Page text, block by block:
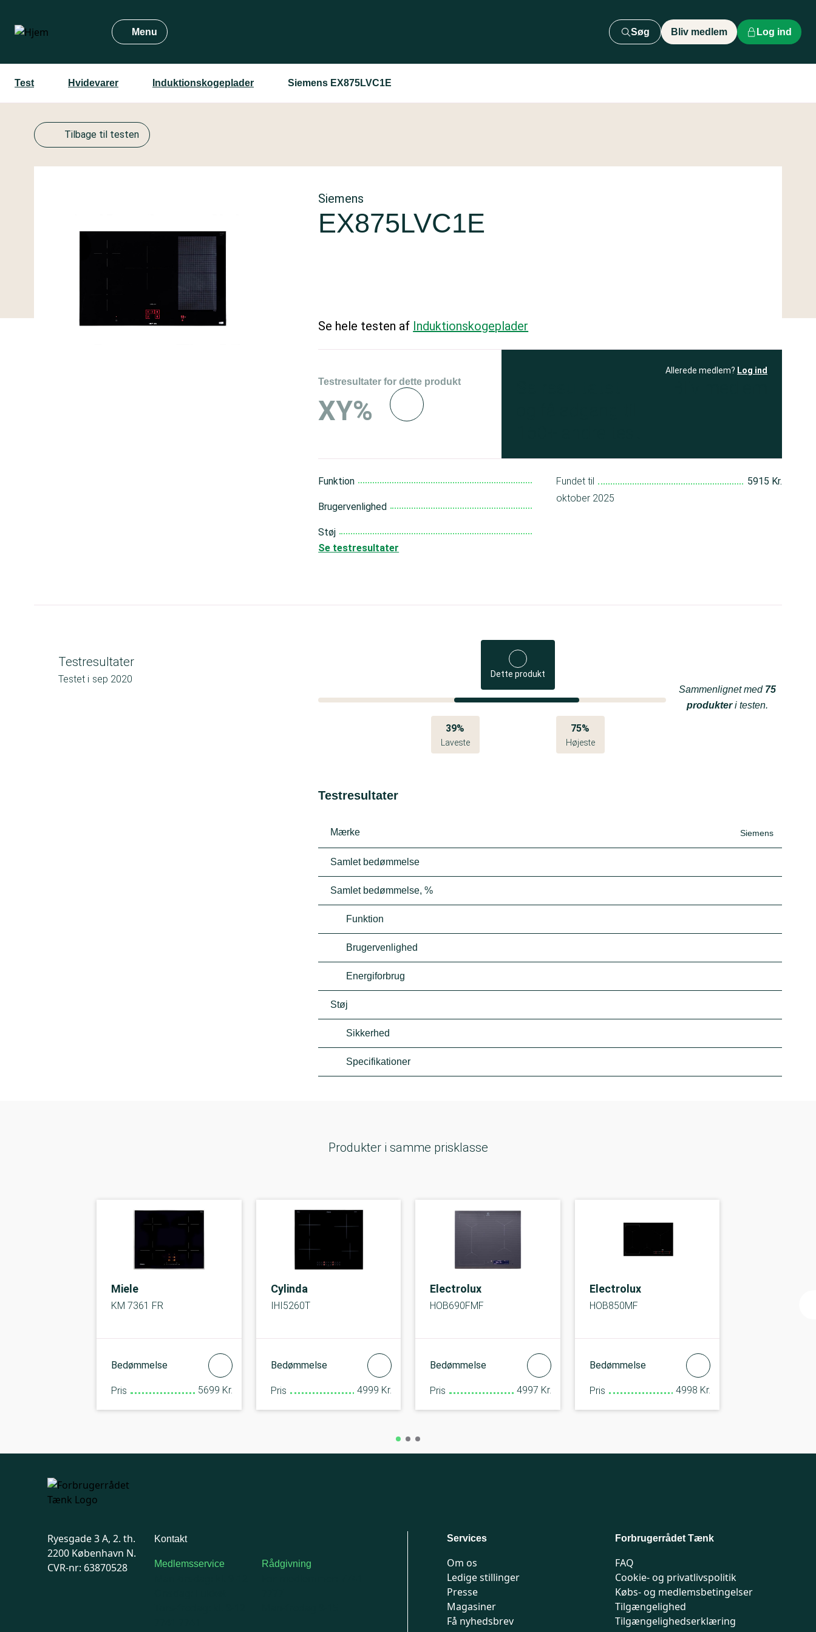
hovedindhold
Menu Søg Bliv medlem Log ind
Test Hvidevarer Induktions­kogeplader Siemens EX875LVC1E
Tilbage til testen
Siemens
EX875LVC1E
Se hele testen af Induktions­kogeplader
Testresultater for dette produkt
XY%
Allerede medlem? Log ind
Funktion
Brugervenlighed
Støj
Fundet til
5915 Kr.
oktober 2025
Se testresultater
Testresultater
Testet i sep 2020 Dette produkt
39%
Laveste
75%
Højeste
Sammenlignet med 75
produkteri testen.
Testresultater
Mærke Siemens
Samlet bedømmelse
Samlet bedømmelse, %
Funktion
Brugervenlighed
Energiforbrug
Støj
Sikkerhed
Specifikationer
Produkter i samme prisklasse
Miele
KM 7361 FR
Bedømmelse
Pris 5699 Kr.
Cylinda
IHI5260T
Bedømmelse
Pris 4999 Kr.
Electrolux
HOB690FMF
Bedømmelse
Pris 4997 Kr.
Electrolux
HOB850MF
Bedømmelse
Pris 4998 Kr.
Ryesgade 3 A, 2. th.
2200 København N.
CVR-nr: 63870528
Kontakt
Medlemsservice Rådgivning
Services
Om os
Ledige stillinger
Presse
Magasiner
Få nyhedsbrev
Forbrugerrådet Tænk
FAQ
Cookie- og privatlivspolitik
Købs- og medlemsbetingelser
Tilgængelighed
Tilgængelighedserklæring